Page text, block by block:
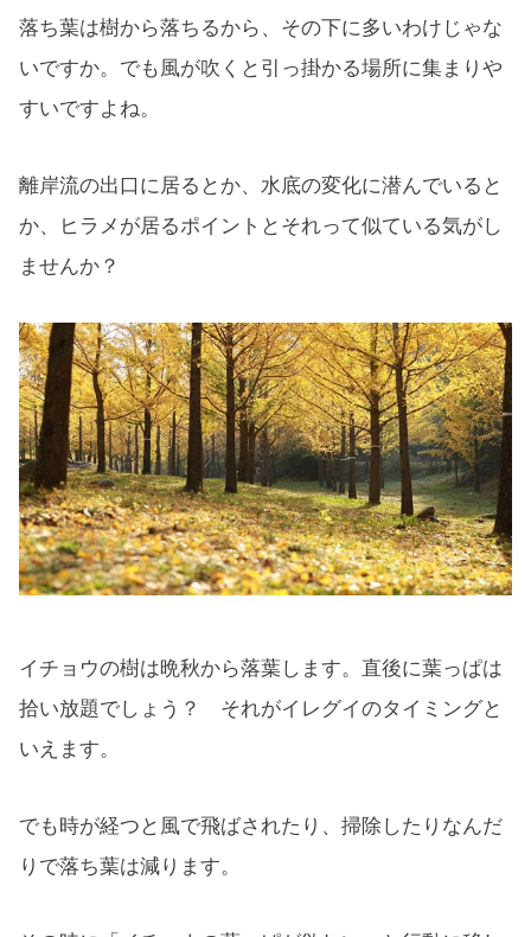
落ち葉は樹から落ちるから、その下に多いわけじゃな
いですか。でも風が吹くと引っ掛かる場所に集まりや
すいですよね。
離岸流の出口に居るとか、水底の変化に潜んでいると
か、ヒラメが居るポイントとそれって似ている気がし
ませんか？
イチョウの樹は晩秋から落葉します。直後に葉っぱは
拾い放題でしょう？ それがイレグイのタイミングと
いえます。
でも時が経つと風で飛ばされたり、掃除したりなんだ
りで落ち葉は減ります。